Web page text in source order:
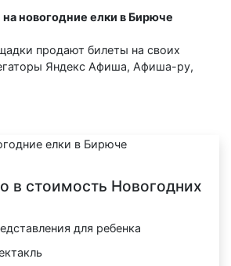
новогодние елки в Бирюче
продают билеты на своих
Яндекс Афиша, Афиша-ру,
в стоимость Новогодних
для ребенка